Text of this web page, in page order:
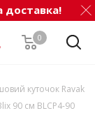
доставка!
0
куточок Ravak
90 см BLCP4-90